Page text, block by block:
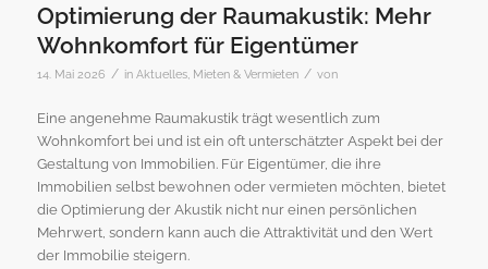
Optimierung der Raumakustik: Mehr
Wohnkomfort für Eigentümer
14. Mai 2026 / in Aktuelles, Mieten & Vermieten / von
Eine angenehme Raumakustik trägt wesentlich zum
Wohnkomfort bei und ist ein oft unterschätzter Aspekt bei der
Gestaltung von Immobilien. Für Eigentümer, die ihre
Immobilien selbst bewohnen oder vermieten möchten, bietet
die Optimierung der Akustik nicht nur einen persönlichen
Mehrwert, sondern kann auch die Attraktivität und den Wert
der Immobilie steigern.